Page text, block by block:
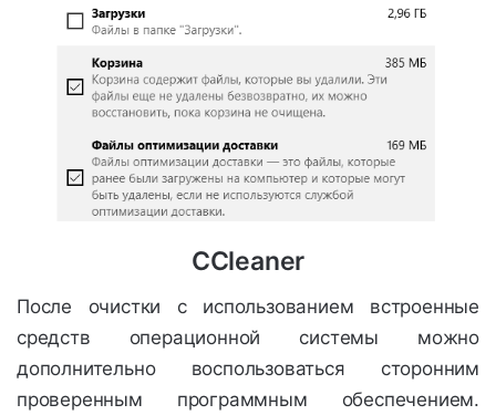
CCleaner
После очистки с использованием встроенные
средств операционной системы можно
дополнительно воспользоваться сторонним
проверенным программным обеспечением.